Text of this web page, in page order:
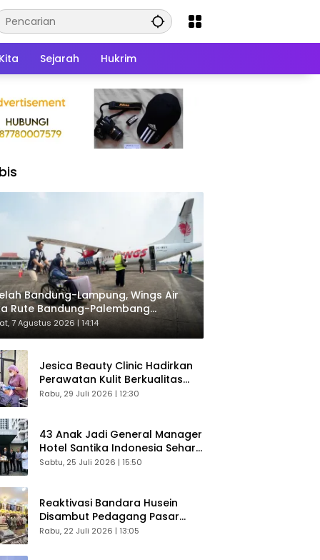
Sejarah Hukrim
Bandung-Lampung, Wings Air
Rute Bandung-Palembang
Langsung Penumpang
7 Agustus 2026 | 14:14
Jesica Beauty Clinic Hadirkan
Perawatan Kulit Berkualitas
Plus Konsultasi Gratis
Rabu, 29 Juli 2026 | 12:30
43 Anak Jadi General Manager
Hotel Santika Indonesia Sehari
Sukses Digelar
Sabtu, 25 Juli 2026 | 15:50
Reaktivasi Bandara Husein
Disambut Pedagang Pasar
Baru, Diyakini Bangkitkan
Rabu, 22 Juli 2026 | 13:05